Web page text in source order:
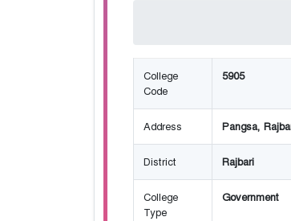
College
Code
5905
Address Pangsa,
District Rajbari
College
Type
Government